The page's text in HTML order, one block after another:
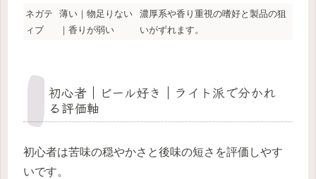
ネガテ
ィブ
薄い｜物足りない
｜香りが弱い
濃厚系や香り重視の嗜好と製品の狙
いがずれます。
初心者｜ビール好き｜ライト派で分かれ
る評価軸
初心者は苦味の穏やかさと後味の短さを評価しやす
いです。